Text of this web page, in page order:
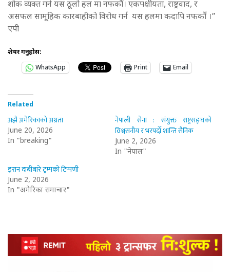
शोक व्यक्त गर्न यस ठूलो हल मा नफर्कौं। एकपक्षीयता, राष्ट्रवाद, र
असफल सामूहिक कारबाहीको विरोध गर्न यस हलमा कदापि नफर्कौं ।”
एपी
शेयर गर्नुहोस:
WhatsApp
Print Email
Related
अझै अमेरिकाको अग्रता
June 20, 2026
In "breaking"
नेपाली सेना : संयुक्त राष्ट्रसङ्घको
विश्वसनीय र भरपर्दो शान्ति सैनिक
June 2, 2026
In "नेपाल"
इरान दाबीबारे ट्रम्पको टिप्पणी
June 2, 2026
In "अमेरिका समाचार"